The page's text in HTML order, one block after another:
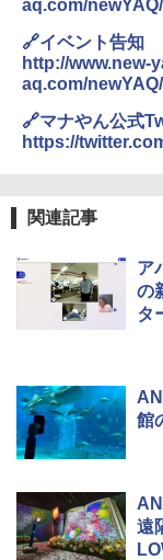
aq.com/
🔗イベント告知
http://www.new-
aq.com/
🔗マナやん公式
https://
関連記事
ア
の
タ
館
遠